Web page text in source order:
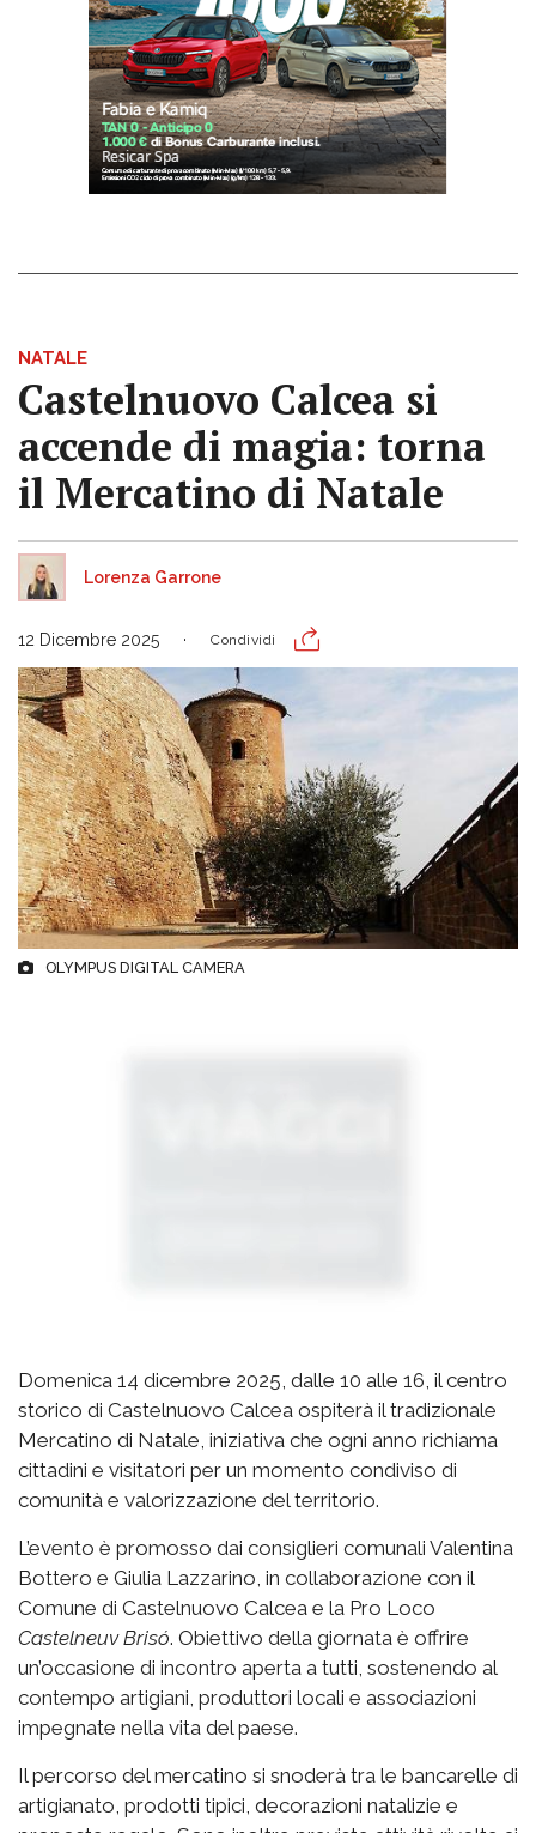
NATALE
Castelnuovo Calcea si
accende di magia: torna
il Mercatino di Natale
Lorenza Garrone
12 Dicembre 2025 Condividi
OLYMPUS DIGITAL CAMERA
Domenica 14 dicembre 2025, dalle 10 alle 16, il centro
storico di Castelnuovo Calcea ospiterà il tradizionale
Mercatino di Natale, iniziativa che ogni anno richiama
cittadini e visitatori per un momento condiviso di
comunità e valorizzazione del territorio.
L’evento è promosso dai consiglieri comunali Valentina
Bottero e Giulia Lazzarino, in collaborazione con il
Comune di Castelnuovo Calcea e la Pro Loco
Castelneuv Brisó. Obiettivo della giornata è offrire
un’occasione di incontro aperta a tutti, sostenendo al
contempo artigiani, produttori locali e associazioni
impegnate nella vita del paese.
Il percorso del mercatino si snoderà tra le bancarelle di
artigianato, prodotti tipici, decorazioni natalizie e